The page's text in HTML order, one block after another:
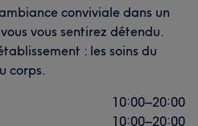
conviviale dans un
vous sentirez détendu.
: les soins du
corps.
10:00–20:00
10:00–20:00